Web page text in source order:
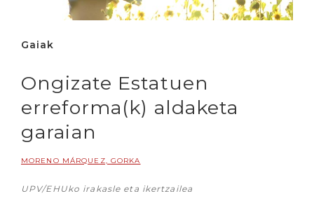
Gaiak
Ongizate Estatuen
erreforma(k) aldaketa
garaian
MORENO MÁRQUEZ, GORKA
UPV/EHUko irakasle eta ikertzailea